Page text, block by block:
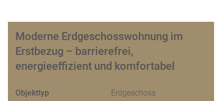
Moderne Erdgeschosswohnung im
Erstbezug – barrierefrei,
energieeffizient und komfortabel
Objekttyp
Erdgeschoss